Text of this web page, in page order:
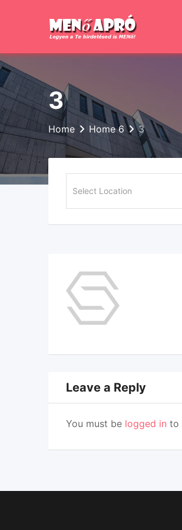
3
Home Home 6 3
Leave a Reply
You must be logged in to